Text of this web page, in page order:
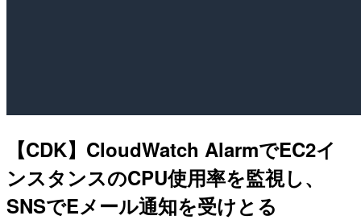
【CDK】CloudWatch AlarmでEC2イ
ンスタンスのCPU使用率を監視し、
SNSでEメール通知を受けとる